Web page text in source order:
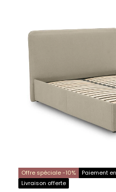
Offre spéciale -10%
Paiement
Livraison offerte